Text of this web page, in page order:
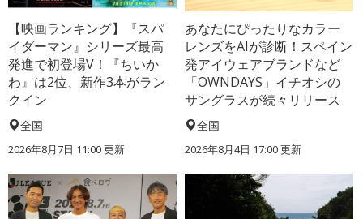
【映画ランキング】『スパ
イダーマン』シリーズ最高
発進で初登場V！『ちいか
わ』は2位、新作3本がラン
クイン
全国
2026年8月7日 11:00更新
あなたにぴったりなカラー
レンズをAIが診断！スペイン
発アイウェアブランドなど
「OWNDAYS」イチオシの
サングラスが続々リリース
全国
2026年8月4日 17:00更新